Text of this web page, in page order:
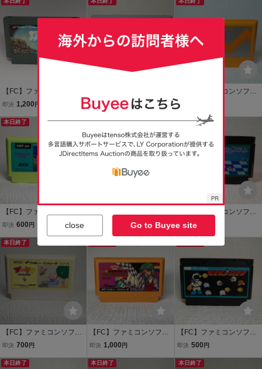
済み！！【ソフトのみ】
迎！！
み】管理No.資477 同梱
同梱大歓迎！！
【FC】ファミコンソフト/
ガンヘッド【ソフトの
み】管理No.資650 同梱
大歓迎！！
即決 1,200 円
レッキングクルー【ソ
フトのみ】管理No.資398
同梱大歓迎！！
即決 600円
【FC】ファミコンソフト/
マリオブラザーズ【ソ
フトのみ】管理No.資401
同梱大歓迎！！
即決
本日終了
【FC】ファミコンソフト/
ボコスカウォーズ
クリーニング済み！！
【ソフトのみ】管理No.資
694
即決 600 円
本日終了
B・ウイング クリー
ニング済み！！【ソフト
本日終了
【FC】ファミコンソフト/
メトロクロス クリー
ニング済み！！【ソフト
のみ】管理No.資462 同
即決 800
本日終了
【FC】ファミコンソフト/
プーヤン クリーニ
み】管理No.資689
即決 700 円
【FC】ファミコンソフト/
4人はライバル ファミ
グ済み！！【ソフトの
即決 1,000 円
【FC】ファミコンソフト/
ワープマン クリーニ
み】管理No.資711
即決 500 円
本日終了 本日終了 本日終了
close Go to Buyee site